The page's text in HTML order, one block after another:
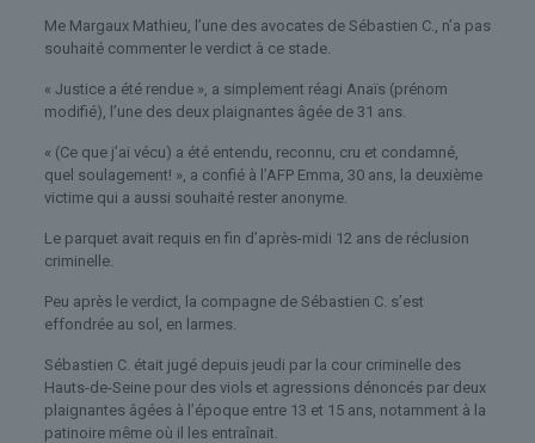
Me Margaux Mathieu, l’une des avocates de Sébastien C., n’a pas
souhaité commenter le verdict à ce stade.
« Justice a été rendue », a simplement réagi Anaïs (prénom
modifié), l’une des deux plaignantes âgée de 31 ans.
« (Ce que j’ai vécu) a été entendu, reconnu, cru et condamné,
quel soulagement! », a confié à l’AFP Emma, 30 ans, la deuxième
victime qui a aussi souhaité rester anonyme.
Le parquet avait requis en fin d’après-midi 12 ans de réclusion
criminelle.
Peu après le verdict, la compagne de Sébastien C. s’est
effondrée au sol, en larmes.
Sébastien C. était jugé depuis jeudi par la cour criminelle des
Hauts-de-Seine pour des viols et agressions dénoncés par deux
plaignantes âgées à l’époque entre 13 et 15 ans, notamment à la
patinoire même où il les entraînait.